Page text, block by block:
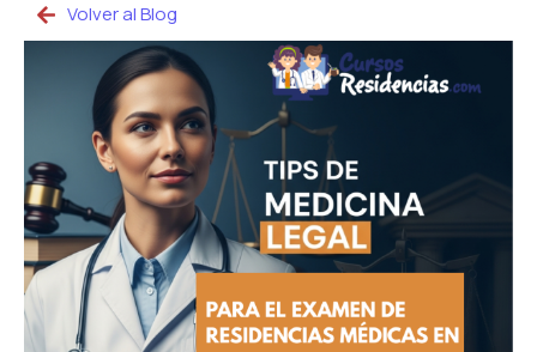
Volver al Blog